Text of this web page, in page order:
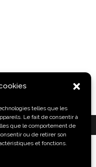
telles que les
Le fait de consentir à
que le comportement de
ou de retirer son
et fonctions.